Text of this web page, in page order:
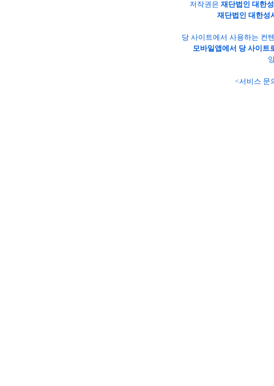
저작권은 재단법인 대한
재단법인 대한성
당 사이트에서 사용하는 컨
모바일앱에서 당 사이트
<서비스 문